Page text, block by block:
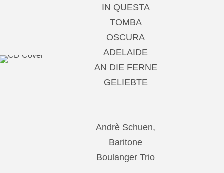
IN QUESTA
TOMBA
OSCURA
ADELAIDE
AN DIE FERNE
GELIEBTE
Andrè Schuen,
Baritone
Boulanger Trio